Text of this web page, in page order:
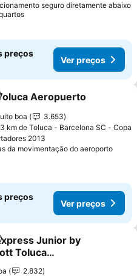
seguro diretamente abaixo
preços
Ver preços
aos favoritos
Aeropuerto
boa
3.653
km de Toluca - Barcelona SC - Copa
2013
da movimentação do aeroportoVer
preços
Ver preços
aos favoritos
Junior by
Toluca
2.832